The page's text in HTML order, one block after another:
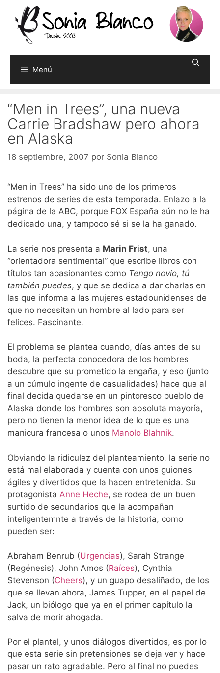
contenido
Menú
“Men in Trees”, una nueva
Carrie Bradshaw pero ahora
en Alaska
18 septiembre, 2007 por Sonia Blanco
“Men in Trees” ha sido uno de los primeros
estrenos de series de esta temporada. Enlazo a la
página de la ABC, porque FOX España aún no le ha
dedicado una, y tampoco sé si se la ha ganado.
La serie nos presenta a Marin Frist, una
“orientadora sentimental” que escribe libros con
títulos tan apasionantes como Tengo novio, tú
también puedes, y que se dedica a dar charlas en
las que informa a las mujeres estadounidenses de
que no necesitan un hombre al lado para ser
felices. Fascinante.
El problema se plantea cuando, días antes de su
boda, la perfecta conocedora de los hombres
descubre que su prometido la engaña, y eso (junto
a un cúmulo ingente de casualidades) hace que al
final decida quedarse en un pintoresco pueblo de
Alaska donde los hombres son absoluta mayoría,
pero no tienen la menor idea de lo que es una
manicura francesa o unos Manolo Blahnik.
Obviando la ridiculez del planteamiento, la serie no
está mal elaborada y cuenta con unos guiones
ágiles y divertidos que la hacen entretenida. Su
protagonista Anne Heche, se rodea de un buen
surtido de secundarios que la acompañan
inteligentemnte a través de la historia, como
pueden ser:
Abraham Benrub (Urgencias), Sarah Strange
(Regénesis), John Amos (Raíces), Cynthia
Stevenson (Cheers), y un guapo desaliñado, de los
que se llevan ahora, James Tupper, en el papel de
Jack, un biólogo que ya en el primer capítulo la
salva de morir ahogada.
Por el plantel, y unos diálogos divertidos, es por lo
que esta serie sin pretensiones se deja ver y hace
pasar un rato agradable. Pero al final no puedes